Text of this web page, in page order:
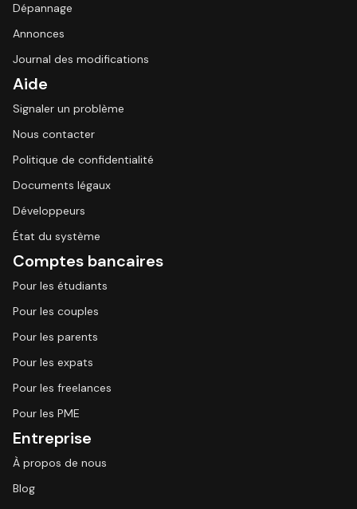
Dépannage
Annonces
Journal des modifications
Aide
Signaler un problème
Nous contacter
Politique de confidentialité
Documents légaux
Développeurs
État du système
Comptes bancaires
Pour les étudiants
Pour les couples
Pour les parents
Pour les expats
Pour les freelances
Pour les PME
Entreprise
À propos de nous
Blog